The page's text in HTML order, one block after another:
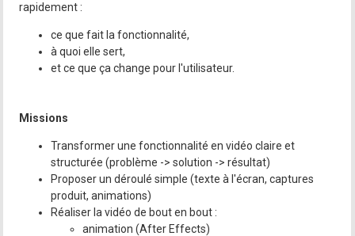
rapidement :
ce que fait la fonctionnalité,
à quoi elle sert,
et ce que ça change pour l'utilisateur.
Missions
Transformer une fonctionnalité en vidéo claire et
structurée (problème -> solution -> résultat)
Proposer un déroulé simple (texte à l'écran, captures
produit, animations)
Réaliser la vidéo de bout en bout :
animation (After Effects)